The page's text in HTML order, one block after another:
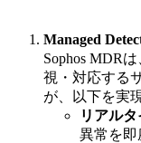
Managed
Sophos MDR
視・対応する
が、以下を実
リアル
異常を即